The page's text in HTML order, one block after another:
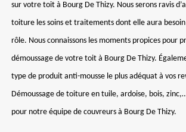
sur votre toit à Bourg De Thizy. Nous serons ravis
toiture les soins et traitements dont elle aura
rôle. Nous connaissons les moments propices pour
démoussage de votre toit à Bourg De Thizy.
type de produit anti-mousse le plus adéquat à vos
Démoussage de toiture en tuile, ardoise, bois,
pour notre équipe de couvreurs à Bourg De Thizy.